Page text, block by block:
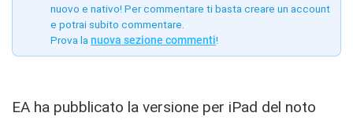
nuovo e nativo! Per commentare ti basta creare un account
e potrai subito commentare.
Prova la nuova sezione commenti!
EA ha pubblicato la versione per iPad del noto